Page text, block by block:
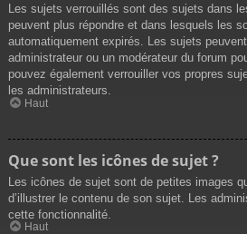
Les sujets verrouillés sont des sujets dans
peuvent plus répondre et dans lesquels les
automatiquement expirés. Les sujets
administrateur ou un modérateur du forum
pouvez également verrouiller vos propres
les administrateurs.
Haut
Que sont les icônes de sujet ?
Les icônes de sujet sont de petites images
d’illustrer le contenu de son sujet. Les
cette fonctionnalité.
Haut